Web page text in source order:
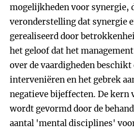
mogelijkheden voor synergie,
veronderstelling dat synergie
gerealiseerd door
het geloof dat het
over de vaardigheden beschikt
interveniëren en het gebrek
negatieve bijeffecten. De kern
wordt gevormd door de
aantal 'mental disciplines'